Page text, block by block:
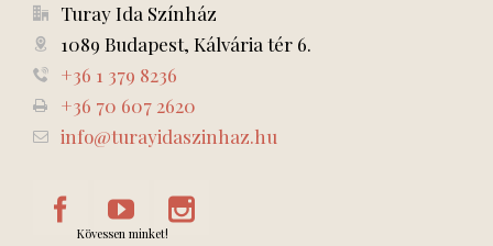
Turay Ida Színház
1089 Budapest, Kálvária tér 6.
+36 1 379 8236
+36 70 607 2620
info@turayidaszinhaz.hu
Kövessen minket!